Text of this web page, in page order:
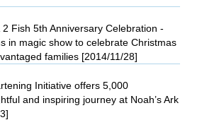
2 Fish 5th Anniversary Celebration -
in magic show to celebrate Christmas
families [2014/11/28]
Initiative offers 5,000
and inspiring journey at Noah’s Ark